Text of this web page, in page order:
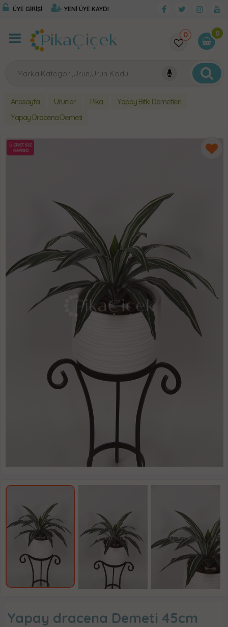
YENİ ÜYE KAYDI
ÜYE GİRİŞİ
0 0
Anasayfa Ürünler Pika
Yapay Bitki Demetleri
Yapay Dracena Demeti
ÜCRETSİZ
KARGO
Yapay dracena Demeti 45cm